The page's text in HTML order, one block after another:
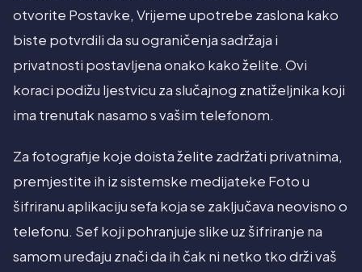
otvorite Postavke, Vrijeme upotrebe zaslona kako
biste potvrdili da su ograničenja sadržaja i
privatnosti postavljena onako kako želite. Ovi
koraci podižu ljestvicu za slučajnog znatiželjnika koji
ima trenutak nasamo s vašim telefonom.
Za fotografije koje doista želite zadržati privatnima,
premjestite ih iz sistemske medijateke Foto u
šifriranu aplikaciju sefa koja se zaključava neovisno o
telefonu. Sef koji pohranjuje slike uz šifriranje na
samom uređaju znači da ih čak ni netko tko drži vaš